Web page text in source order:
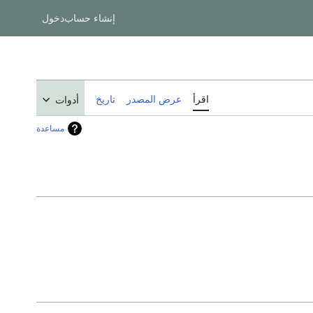
إنشاء حسابدخول
اقرأ عرض المصدر تاريخ أدوات
مساعدة